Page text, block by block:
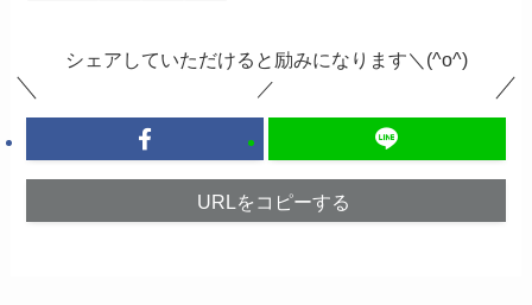
シェアしていただけると励みになります＼(^o^)
／
URLをコピーする